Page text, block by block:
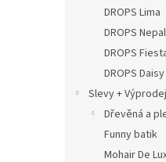
DROPS Lima
DROPS Nepal
DROPS
DROPS Daisy
Slevy + Výprodej
Dřevěná a
Funny batik
Mohair De